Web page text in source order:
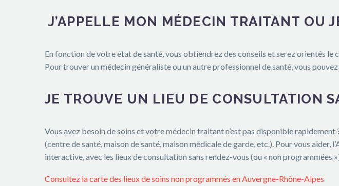
J’APPELLE MON MÉDECIN TRAITANT OU
En fonction de votre état de santé, vous obtiendrez des conseils et serez orientés le
Pour trouver un médecin généraliste ou un autre professionnel de santé, vous
JE TROUVE UN LIEU DE CONSULTATION
Vous avez besoin de soins et votre médecin traitant n’est pas disponible
(centre de santé, maison de santé, maison médicale de garde, etc.). Pour vous
interactive, avec les lieux de consultation sans rendez-vous (ou « non programmées
Consultez la carte des lieux de soins non programmés en Auvergne-Rhône-Alpes